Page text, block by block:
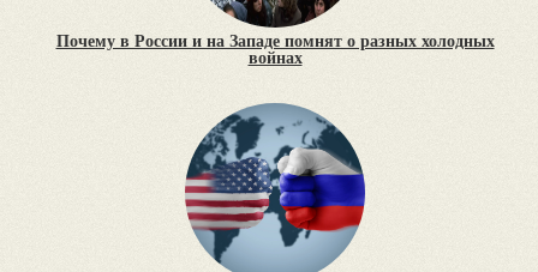
Почему в России и на Западе помнят о разных холодных
войнах